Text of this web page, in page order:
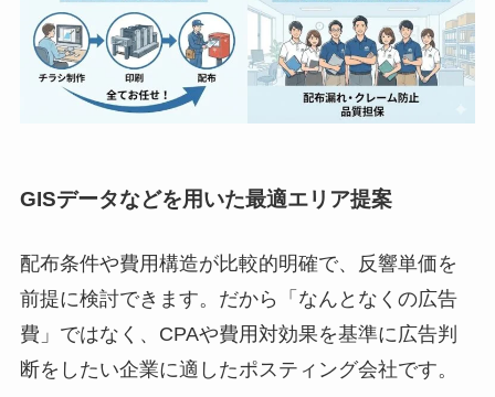
GISデータなどを用いた最適エリア提案
配布条件や費用構造が比較的明確で、反響単価を
前提に検討できます。だから「なんとなくの広告
費」ではなく、CPAや費用対効果を基準に広告判
断をしたい企業に適したポスティング会社です。